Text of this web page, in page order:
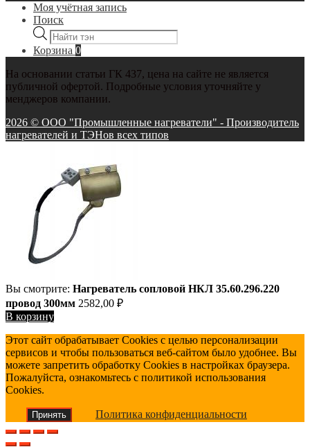
Моя учётная запись
Поиск
Поиск
товаров
Корзина 0
На основании статьи ГК 437, цена на сайте не является
публичной офертой. Подробные условия уточняйте у
менджеров компании.
2026 © ООО "Промышленные нагреватели" - Производитель
нагревателей и ТЭНов всех типов
Вы смотрите: Нагреватель сопловой НКЛ 35.60.296.220
провод 300мм 2582,00 ₽
В корзину
Этот сайт обрабатывает Cookies с целью персонализации
сервисов и чтобы пользоваться веб-сайтом было удобнее. Вы
можете запретить обработку Cookies в настройках браузера.
Пожалуйста, ознакомьтесь с политикой использования
Cookies.
Принять Политика конфиденциальности